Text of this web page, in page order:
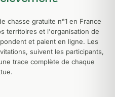
chasse gratuite n°1 en France
territoires et l'organisation de
et paient en ligne. Les
suivent les participants,
trace complète de chaque